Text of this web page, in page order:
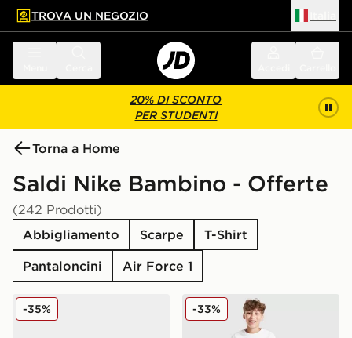
principale
a fondo pagina
TROVA UN NEGOZIO
20% DI SCONTO
PER STUDENTI
Torna a Home
Saldi Nike Bambino - Offerte
(242 Prodotti)
Abbigliamento
Scarpe
T-Shirt
Pantaloncini
Air Force 1
Nike Air Force 1 Low Junior
-35% Nike Core Costume da
-33%